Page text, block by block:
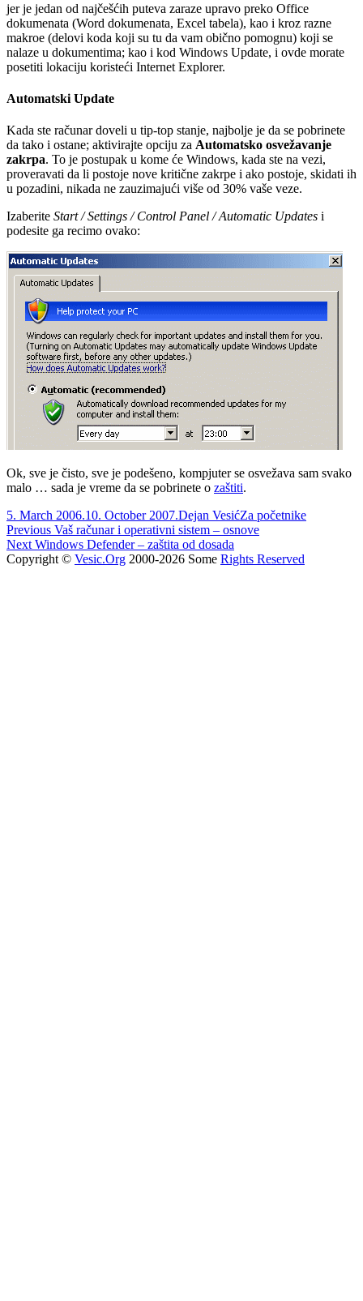
jer je jedan od najčešćih puteva zaraze upravo preko Office
dokumenata (Word dokumenata, Excel tabela), kao i kroz razne
makroe (delovi koda koji su tu da vam obično pomognu) koji se
nalaze u dokumentima; kao i kod Windows Update, i ovde morate
posetiti lokaciju koristeći Internet Explorer.
Automatski Update
Kada ste računar doveli u tip-top stanje, najbolje je da se pobrinete
da tako i ostane; aktivirajte opciju za Automatsko osvežavanje
zakrpa. To je postupak u kome će Windows, kada ste na vezi,
proveravati da li postoje nove kritične zakrpe i ako postoje, skidati ih
u pozadini, nikada ne zauzimajući više od 30% vaše veze.
Izaberite Start / Settings / Control Panel / Automatic Updates i
podesite ga recimo ovako:
Ok, sve je čisto, sve je podešeno, kompjuter se osvežava sam svako
malo … sada je vreme da se pobrinete o zaštiti.
Posted
on
5. March 2006.10. October 2007.Author
Dejan VesićCategories
Za početnike
Post
navigation
Previous Previous
post:
Vaš računar i operativni sistem – osnove
Next Next
post:
Windows Defender – zaštita od dosada
Copyright © Vesic.Org 2000-2026 Some Rights Reserved